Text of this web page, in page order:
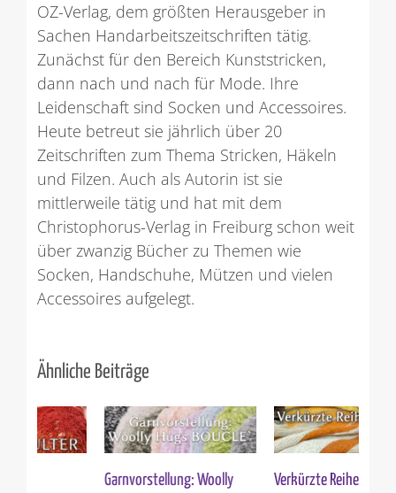
OZ-Verlag, dem größten Herausgeber in
Sachen Handarbeitszeitschriften tätig.
Zunächst für den Bereich Kunststricken,
dann nach und nach für Mode. Ihre
Leidenschaft sind Socken und Accessoires.
Heute betreut sie jährlich über 20
Zeitschriften zum Thema Stricken, Häkeln
und Filzen. Auch als Autorin ist sie
mittlerweile tätig und hat mit dem
Christophorus-Verlag in Freiburg schon weit
über zwanzig Bücher zu Themen wie
Socken, Handschuhe, Mützen und vielen
Accessoires aufgelegt.
Ähnliche Beiträge
Garnvorstellung: Woolly
Verkürzte Reihen stricken